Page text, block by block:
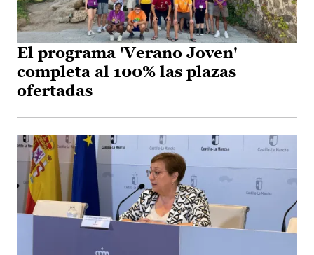
El programa 'Verano Joven'
completa al 100% las plazas
ofertadas